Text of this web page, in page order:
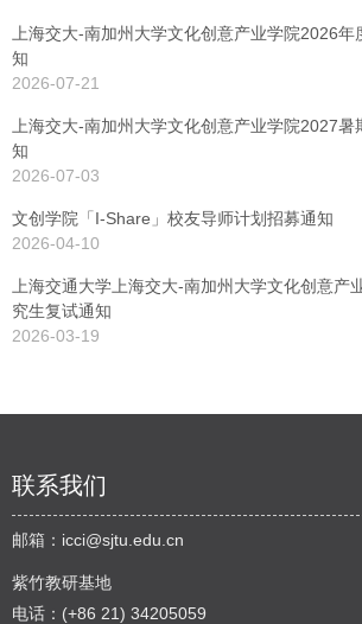
上海交大-南加州大学文化创意产业学院2026年
知
2026-07-21
上海交大-南加州大学文化创意产业学院2027暑
知
2026-07-03
文创学院「I-Share」校友导师计划招募通知
2026-04-10
上海交通大学上海交大-南加州大学文化创意产
究生复试通知
2026-03-19
联系我们
邮箱： icci@sjtu.edu.cn
紫竹教研基地
电话：(+86 21) 34205059